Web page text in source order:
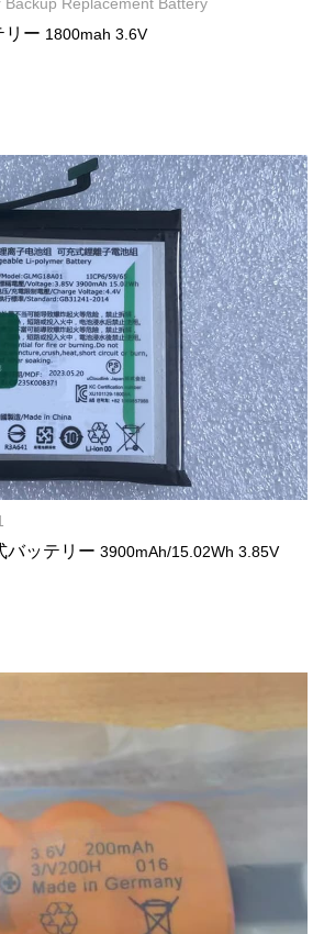
Backup Replacement Battery
リー 1800mah 3.6V
バッテリー 3900mAh/15.02Wh 3.85V